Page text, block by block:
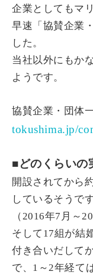
企業としてもマ
早速「協賛企業
した。
当社以外にもか
ようです。
協賛企業・団体
tokushima.jp/
■どのくらいの
開設されてから
しているそうで
（2016年7月～
そして17組が結
付き合いだして
で、1～2年経て